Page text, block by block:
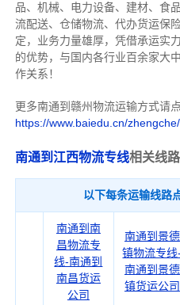
品、机械、电力设备、建材、食
流配送、仓储物流、代办货运保
定，业务力量雄厚，凭借承运实
的优势，与国内各行业百余家大
作关系！
更多南通到赣州物流运输方式请
https://www.baiedu.cn/zhengche/
南通到江西物流专线相关线
以下每条运输线路
南通到南
昌物流专
线-南通到
南昌货运
公司
南通到景德
镇物流专线-
南通到景德
镇货运公司